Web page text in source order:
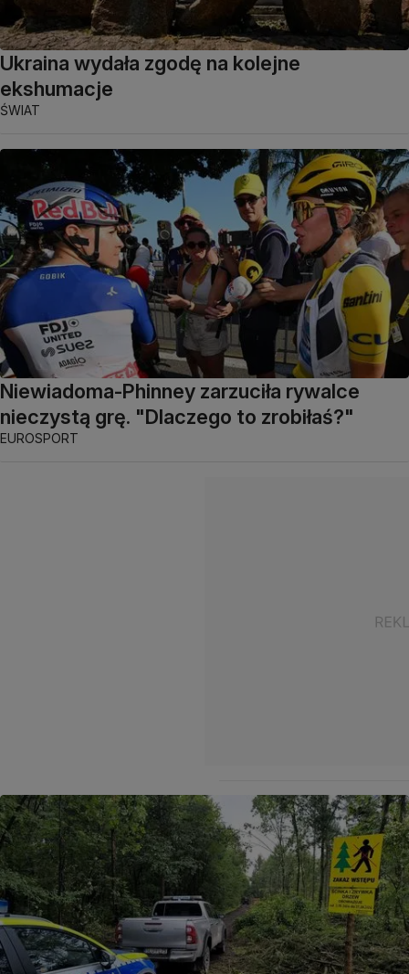
Ukraina wydała zgodę na kolejne
ekshumacje
ŚWIAT
Niewiadoma-Phinney zarzuciła rywalce
nieczystą grę. "Dlaczego to zrobiłaś?"
EUROSPORT